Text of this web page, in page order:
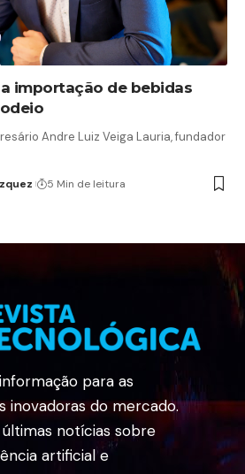
importação de bebidas
Andre Luiz Veiga Lauria, fundador
5 Min de leitura
para as
inovadoras do mercado.
notícias sobre
artificial e